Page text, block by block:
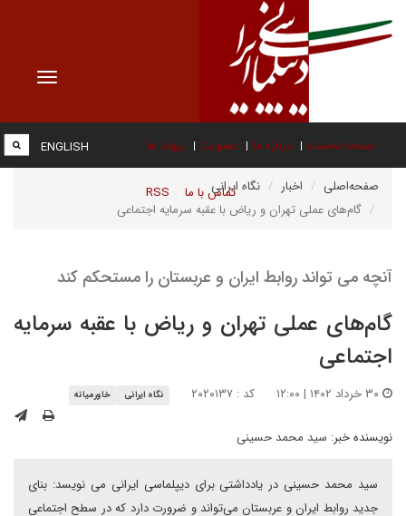
Toggle
صفحه نخست درباره ما عضویت پیوند ها
تماس با ما RSS
ENGLISH
صفحه‌اصلی اخبار
نگاه ایرانی
گام‌های عملی تهران و ریاض با عقبه سرمایه اجتماعی
آنچه می تواند روابط ایران و عربستان را مستحکم کند
گام‌های عملی تهران و ریاض با عقبه سرمایه
اجتماعی
کد : ۲۰۲۰۱۳۷ نگاه ایرانی خاورمیانه
نویسنده خبر: سید محمد حسینی
سید محمد حسینی در یادداشتی برای دیپلماسی ایرانی می نویسد: بنای
جدید روابط ایران و عربستان می‌تواند و ضرورت دارد که در سطح اجتماعی